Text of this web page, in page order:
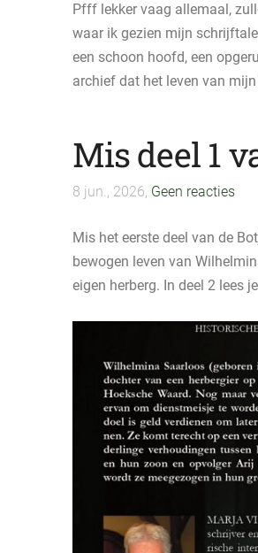
Pfff lekker vaag allemaal,
waar ik gezien mijn
een schoon hoofd, een
archief dat het leven van
Mis deel 1
8 jun., 2026, Geen reacties
Mis het eerste deel van de
bewogen leven van
eigen herberg. In deel 2 lees